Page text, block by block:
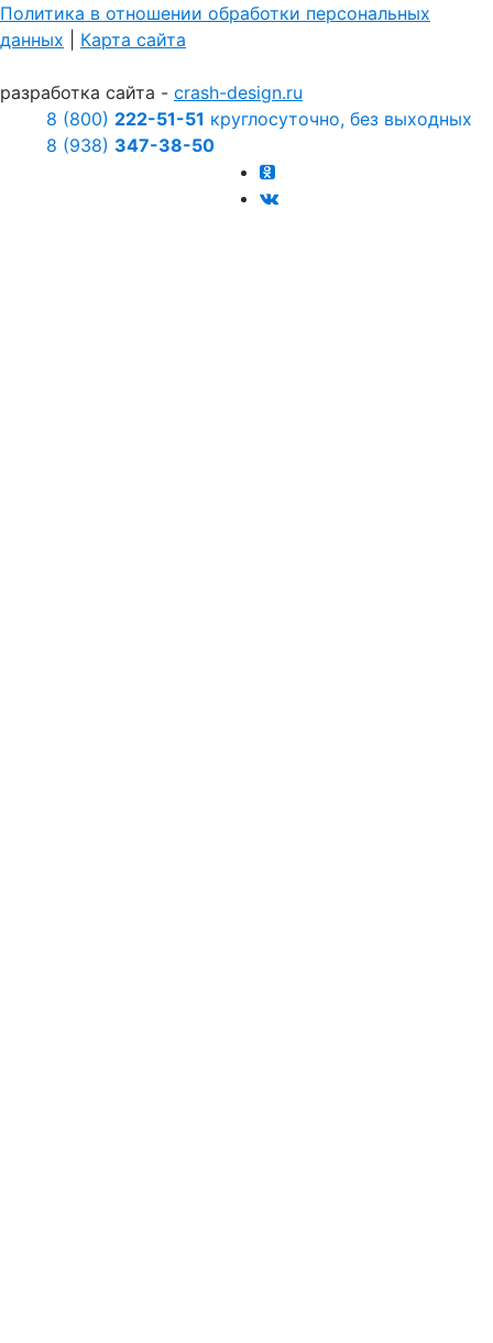
Политика в отношении обработки персональных
данных
Карта сайта
разработка сайта - crash-design.ru
8 (800) 222-51-51 круглосуточно, без выходных
8 (938) 347-38-50